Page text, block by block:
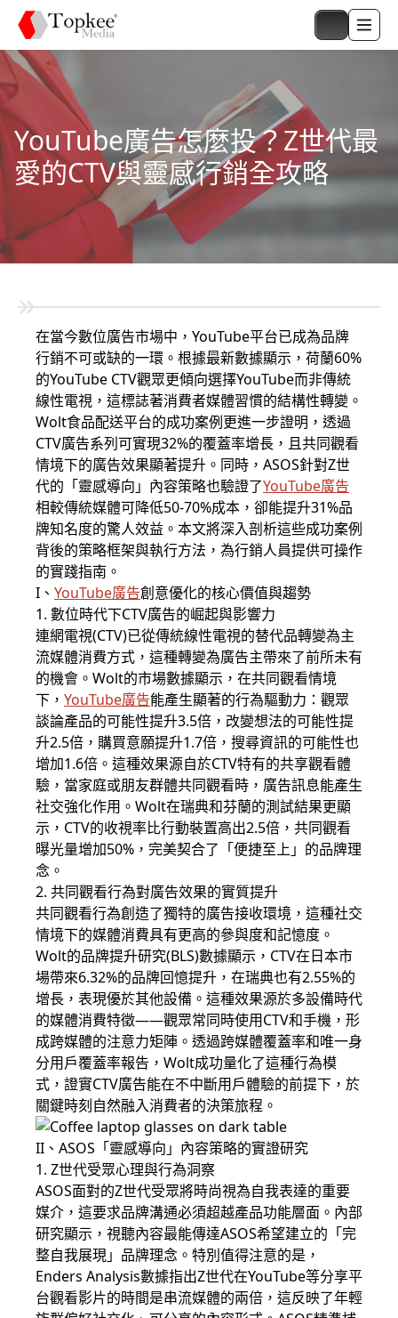
YouTube廣告怎麼投？Z世代最
愛的CTV與靈感行銷全攻略
在當今數位廣告市場中，YouTube平台已成為品牌
行銷不可或缺的一環。根據最新數據顯示，荷蘭60%
的YouTube CTV觀眾更傾向選擇YouTube而非傳統
線性電視，這標誌著消費者媒體習慣的結構性轉變。
Wolt食品配送平台的成功案例更進一步證明，透過
CTV廣告系列可實現32%的覆蓋率增長，且共同觀看
情境下的廣告效果顯著提升。同時，ASOS針對Z世
代的「靈感導向」內容策略也驗證了YouTube廣告
相較傳統媒體可降低50-70%成本，卻能提升31%品
牌知名度的驚人效益。本文將深入剖析這些成功案例
背後的策略框架與執行方法，為行銷人員提供可操作
的實踐指南。
I、 YouTube廣告創意優化的核心價值與趨勢
1. 數位時代下CTV廣告的崛起與影響力
連網電視(CTV)已從傳統線性電視的替代品轉變為主
流媒體消費方式，這種轉變為廣告主帶來了前所未有
的機會。Wolt的市場數據顯示，在共同觀看情境
下， YouTube廣告能產生顯著的行為驅動力：觀眾
談論產品的可能性提升3.5倍，改變想法的可能性提
升2.5倍，購買意願提升1.7倍，搜尋資訊的可能性也
增加1.6倍。這種效果源自於CTV特有的共享觀看體
驗，當家庭或朋友群體共同觀看時，廣告訊息能產生
社交強化作用。Wolt在瑞典和芬蘭的測試結果更顯
示，CTV的收視率比行動裝置高出2.5倍，共同觀看
曝光量增加50%，完美契合了「便捷至上」的品牌理
念。
2. 共同觀看行為對廣告效果的實質提升
共同觀看行為創造了獨特的廣告接收環境，這種社交
情境下的媒體消費具有更高的參與度和記憶度。
Wolt的品牌提升研究(BLS)數據顯示，CTV在日本市
場帶來6.32%的品牌回憶提升，在瑞典也有2.55%的
增長，表現優於其他設備。這種效果源於多設備時代
的媒體消費特徵——觀眾常同時使用CTV和手機，形
成跨媒體的注意力矩陣。透過跨媒體覆蓋率和唯一身
分用戶覆蓋率報告，Wolt成功量化了這種行為模
式，證實CTV廣告能在不中斷用戶體驗的前提下，於
關鍵時刻自然融入消費者的決策旅程。
II、ASOS「靈感導向」內容策略的實證研究
1. Z世代受眾心理與行為洞察
ASOS面對的Z世代受眾將時尚視為自我表達的重要
媒介，這要求品牌溝通必須超越產品功能層面。內部
研究顯示，視聽內容最能傳達ASOS希望建立的「完
整自我展現」品牌理念。特別值得注意的是，
Enders Analysis數據指出Z世代在YouTube等分享平
台觀看影片的時間是串流媒體的兩倍，這反映了年輕